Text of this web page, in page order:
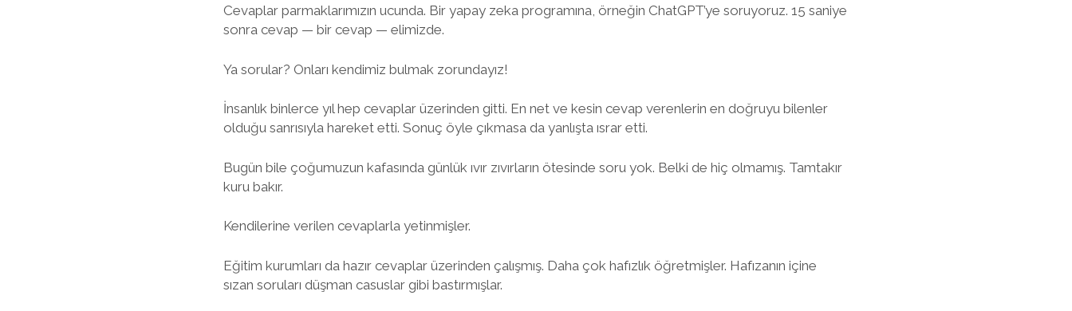
Cevaplar parmaklarımızın ucunda. Bir yapay zeka programına, örneğin ChatGPT’ye soruyoruz. 15 saniye
sonra cevap — bir cevap — elimizde.
Ya sorular? Onları kendimiz bulmak zorundayız!
İnsanlık binlerce yıl hep cevaplar üzerinden gitti. En net ve kesin cevap verenlerin en doğruyu bilenler
olduğu sanrısıyla hareket etti. Sonuç öyle çıkmasa da yanlışta ısrar etti.
Bugün bile çoğumuzun kafasında günlük ıvır zıvırların ötesinde soru yok. Belki de hiç olmamış. Tamtakır
kuru bakır.
Kendilerine verilen cevaplarla yetinmişler.
Eğitim kurumları da hazır cevaplar üzerinden çalışmış. Daha çok hafızlık öğretmişler. Hafızanın içine
sızan soruları düşman casuslar gibi bastırmışlar.